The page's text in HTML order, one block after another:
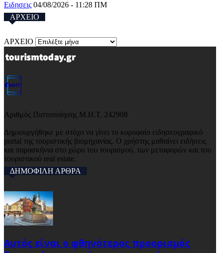
Ειδησεις 04/08/2026 - 11:28 ΠΜ
ΑΡΧΕΙΟ
ΑΡΧΕΙΟ
Αριθμός Πιστοποίησης Μ.Η.Τ. 242908
Δημιουργήθηκε με στόχο να γίνει το κορυφαίο ειδησεογραφικό
portal της τουριστικής βιομηχανίας. Ο χρήστης μαθαίνει ειδήσεις
και παρασκήνια στο χώρο του τουρισμού, των μεταφορών και του
τουριστικού real estate.
ΔΗΜΟΦΙΛΗ ΑΡΘΡΑ
Αυτός είναι ο φθηνότερος προορισμός